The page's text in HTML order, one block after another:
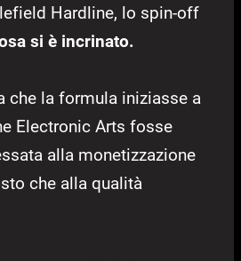
Hardline, lo spin-off
si è incrinato.
che la formula iniziasse a
Electronic Arts fosse
alla monetizzazione
che alla qualità